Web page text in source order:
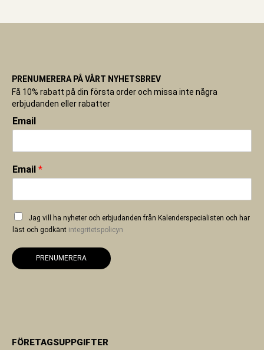
PRENUMERERA PÅ VÅRT NYHETSBREV
Få 10% rabatt på din första order och missa inte några
erbjudanden eller rabatter
Email
Email *
Jag vill ha nyheter och erbjudanden från Kalenderspecialisten och har
läst och godkänt integritetspolicyn
PRENUMERERA
FÖRETAGSUPPGIFTER